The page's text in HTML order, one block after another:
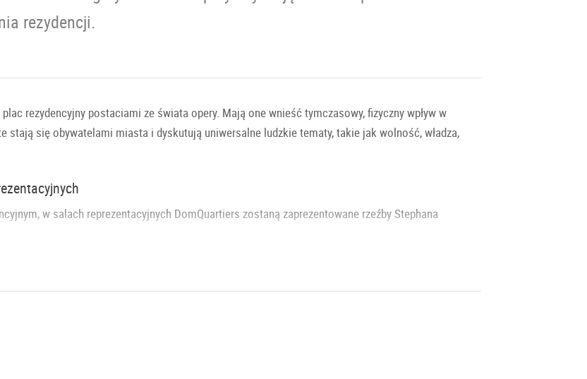
rezydencji.
rezydencyjny postaciami ze świata opery. Mają one wnieść tymczasowy, fizyczny wpływ w
stają się obywatelami miasta i dyskutują uniwersalne ludzkie tematy, takie jak wolność, władza,
w salach reprezentacyjnych DomQuartiers zostaną zaprezentowane rzeźby Stephana
Bonn